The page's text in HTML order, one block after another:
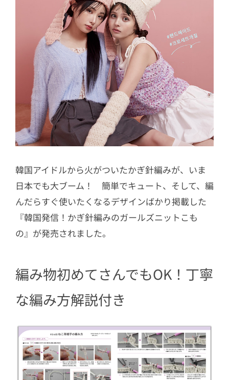
韓国アイドルから火がついたかぎ針編みが、いま
日本でも大ブーム！ 簡単でキュート、そして、編
んだらすぐ使いたくなるデザインばかり掲載した
『韓国発信！かぎ針編みのガールズニットこも
の』が発売されました。
編み物初めてさんでもOK！丁寧
な編み方解説付き